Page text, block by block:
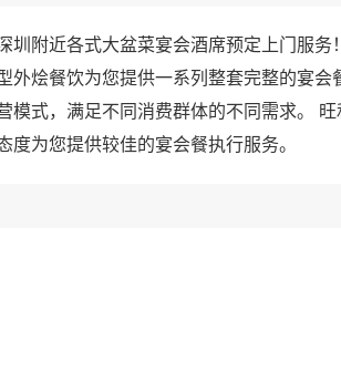
圳附近各式大盆菜宴会酒席预定上门服
外烩餐饮为您提供一系列整套完整的宴
模式，满足不同消费群体的不同需求。
度为您提供较佳的宴会餐执行服务。